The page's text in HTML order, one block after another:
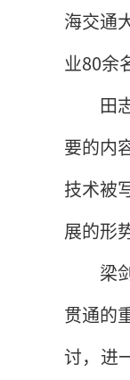
海交通
业80余
田
要的内
技术被
展的形
梁
贯通的
讨，进